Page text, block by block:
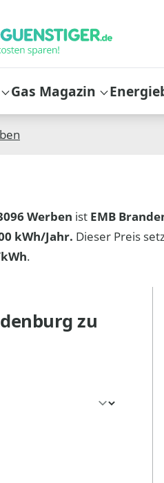
Gas Magazin
Werben ist EMB
kWh/Jahr. Dieser Preis
.
zu